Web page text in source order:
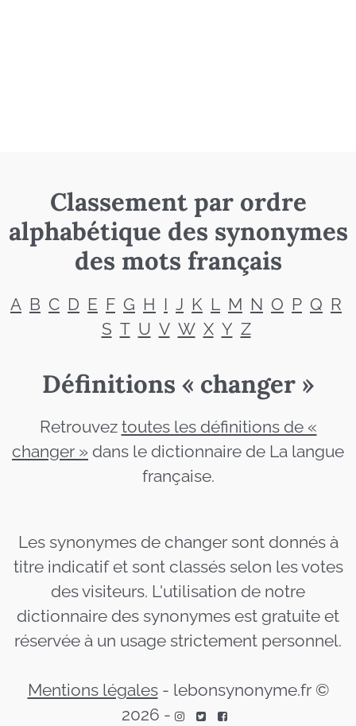
Classement par ordre
alphabétique des synonymes
des mots français
A B C D E F G H I J K L M N O P Q R
S T U V W X Y Z
Définitions « changer »
Retrouvez toutes les définitions de «
changer » dans le dictionnaire de La langue
française.
Les synonymes de changer sont donnés à
titre indicatif et sont classés selon les votes
des visiteurs. L'utilisation de notre
dictionnaire des synonymes est gratuite et
réservée à un usage strictement personnel.
Mentions légales- lebonsynonyme.fr ©
2026 -